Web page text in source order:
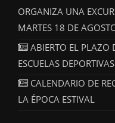
ORGANIZA UNA
MARTES 18 DE
ABIERTO EL PLAZO
ESCUELAS
CALENDARIO DE
LA ÉPOCA ESTIVAL